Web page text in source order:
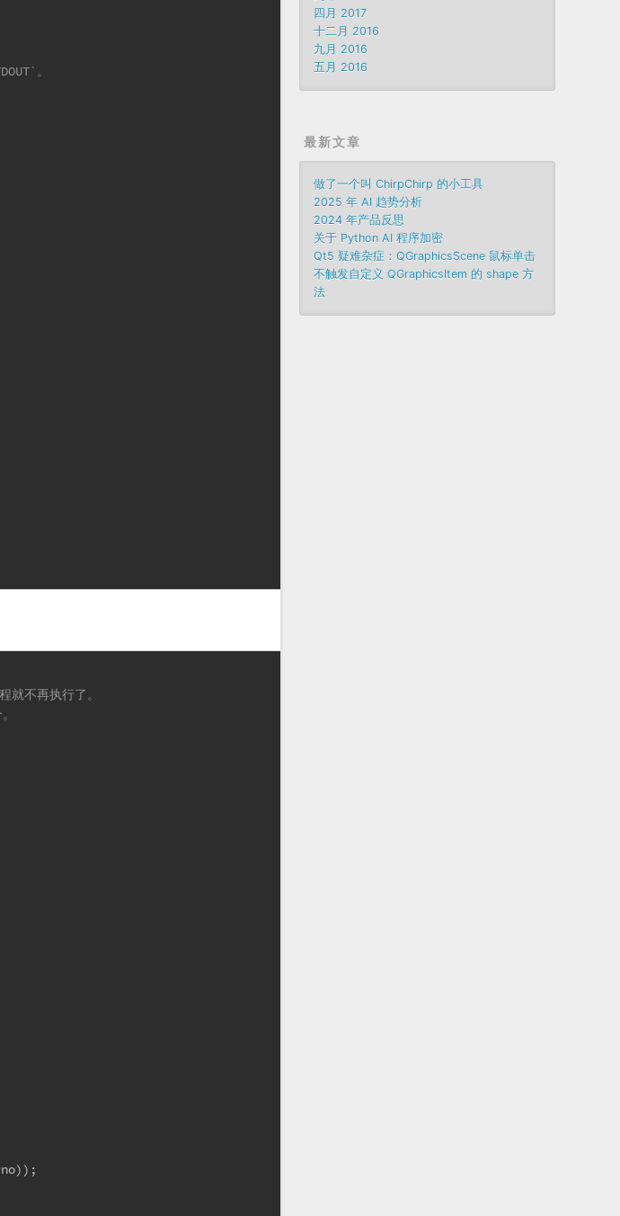
。
不再执行了。
。
四月 2017
十二月 2016
九月 2016
五月 2016
最新文章
做了一个叫 ChirpChirp 的小工具
2025 年 AI 趋势分析
2024 年产品反思
关于 Python AI 程序加密
Qt5 疑难杂症：QGraphicsScene 鼠标单击
不触发自定义 QGraphicsItem 的 shape 方
法